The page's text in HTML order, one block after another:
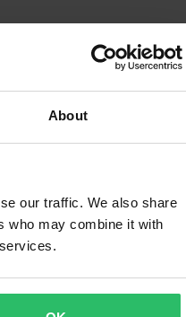
About
our traffic. We also share
who may combine it with